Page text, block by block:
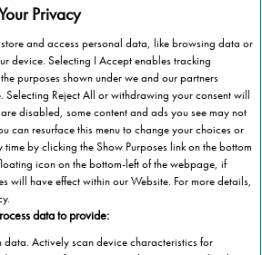
Privacy
and access personal data, like browsing data or
device. Selecting I Accept enables tracking
purposes shown under we and our partners
Selecting Reject All or withdrawing your consent will
disabled, some content and ads you see may not
can resurface this menu to change your choices or
by clicking the Show Purposes link on the bottom
icon on the bottom-left of the webpage, if
will have effect within our Website. For more details,
data to provide:
data. Actively scan device characteristics for